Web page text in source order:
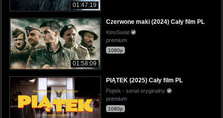
01:47:19
01:58:09
Czerwone maki (2024) Cały film PL
KinoSwiat
premium
1080p
PIĄTEK (2025) Cały film PL
Piątek - serial oryginalny
premium
1080p